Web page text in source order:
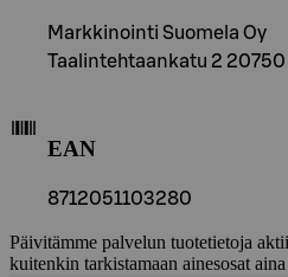
Markkinointi Suomela Oy
Taalintehtaankatu 2 20750
EAN
8712051103280
Päivitämme palvelun tuotetietoja
kuitenkin tarkistamaan ainesosat